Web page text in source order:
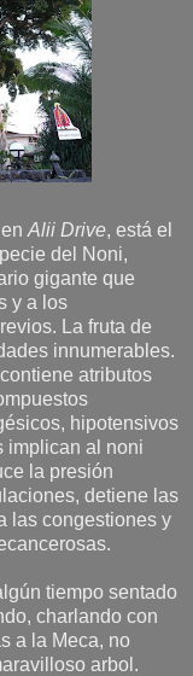
Alii Drive, está el
del Noni,
gigante que
y a los
La fruta de
innumerables.
atributos
hipotensivos
implican al noni
la presión
detiene las
las congestiones y
tiempo sentado
charlando con
a la Meca, no
arbol.